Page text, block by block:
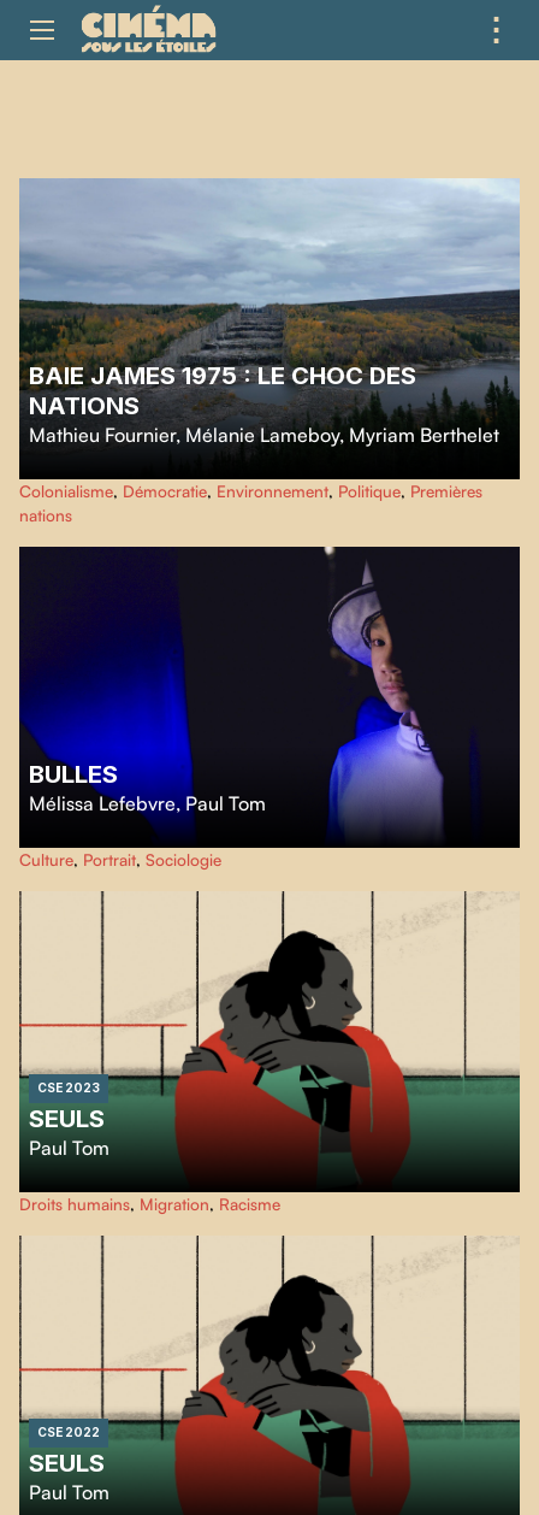
⋮
BAIE JAMES 1975 : LE CHOC DES
NATIONS
Mathieu Fournier, Mélanie Lameboy, Myriam Berthelet
Ce film nous ramène à l’origine de deux grandes révolutions : l’expansion
fulgurante d’Hydro-Québec avec la construction du complexe La Grande,
et l’éveil des nations autochtones du Nord du Québec.
Colonialisme, Démocratie, Environnement, Politique, Premières
nations
BULLES
Mélissa Lefebvre,Paul Tom
Bullesdonne la parole à des adolescent.e.s autistes qui nous invitent dans
leurs mondes imaginaires.
Culture, Portrait, Sociologie
CSE 2023
SEULS
Paul Tom
Chaque année, plus de 400 enfants arrivent seul·e·s, à la frontière
canadienne, pour demander le statut de réfugié·e. Craignant pour leur vie,
Afshin, Alain et Patricia ont quitté leur pays, sans leurs parents, alors qu’ils
et elle n’étaient que des enfants, avec l’espoir d’une vie meilleure au
Droits humains, Migration, Racisme
CSE 2022
SEULS
Paul Tom